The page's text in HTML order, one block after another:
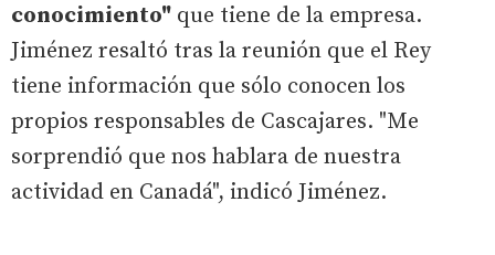
conocimiento" que tiene de la empresa.
Jiménez resaltó tras la reunión que el Rey
tiene información que sólo conocen los
propios responsables de Cascajares. "Me
sorprendió que nos hablara de nuestra
actividad en Canadá", indicó Jiménez.